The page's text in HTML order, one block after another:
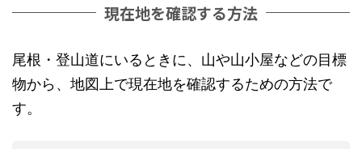
現在地を確認する方法
尾根・登山道にいるときに、山や山小屋などの目標
物から、地図上で現在地を確認するための方法で
す。